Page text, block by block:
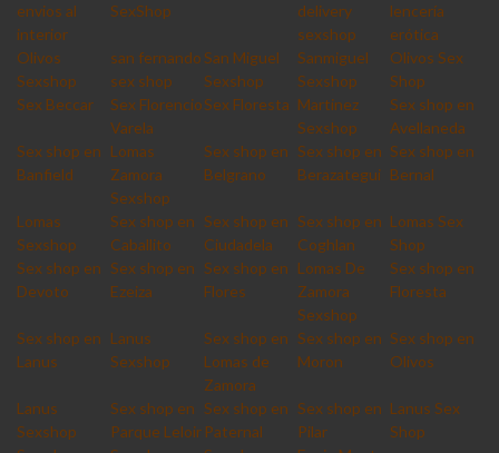
envios al
interior
SexShop
delivery
sexshop
lencería
erótica
Olivos
Sexshop
san fernando
sex shop
San Miguel
Sexshop
Sanmiguel
Sexshop
Olivos Sex
Shop
Sex Beccar
Sex Florencio
Varela
Sex Floresta Martinez
Sexshop
Sex shop en
Avellaneda
Sex shop en
Banfield
Lomas
Zamora
Sexshop
Sex shop en
Belgrano
Sex shop en
Berazategui
Sex shop en
Bernal
Lomas
Sexshop
Sex shop en
Caballito
Sex shop en
Ciudadela
Sex shop en
Coghlan
Lomas Sex
Shop
Sex shop en
Devoto
Sex shop en
Ezeiza
Sex shop en
Flores
Lomas De
Zamora
Sexshop
Sex shop en
Floresta
Sex shop en
Lanus
Lanus
Sexshop
Sex shop en
Lomas de
Zamora
Sex shop en
Moron
Sex shop en
Olivos
Lanus
Sexshop
Sex shop en
Parque Leloir
Sex shop en
Paternal
Sex shop en
Pilar
Lanus Sex
Shop